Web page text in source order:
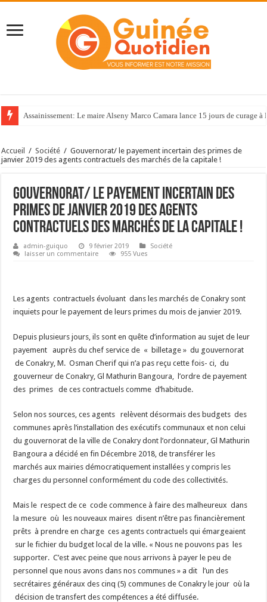
Assainissement: Le maire Alseny Marco Camara lance 15 jours de curage à
Accueil / Société / Gouvernorat/ le payement incertain des primes de
janvier 2019 des agents contractuels des marchés de la capitale !
Gouvernorat/ le payement incertain des
primes de janvier 2019 des agents
contractuels des marchés de la capitale !
admin-guiquo 9 février 2019
Société
laisser un commentaire
955 Vues
Les agents contractuels évoluant dans les marchés de Conakry sont
inquiets pour le payement de leurs primes du mois de janvier 2019.
Depuis plusieurs jours, ils sont en quête d’information au sujet de leur
payement auprès du chef service de « billetage » du gouvernorat
de Conakry, M. Osman Cherif qui n’a pas reçu cette fois- ci, du
gouverneur de Conakry, Gl Mathurin Bangoura, l’ordre de payement
des primes de ces contractuels comme d’habitude.
Selon nos sources, ces agents relèvent désormais des budgets des
communes après l’installation des exécutifs communaux et non celui
du gouvernorat de la ville de Conakry dont l’ordonnateur, Gl Mathurin
Bangoura a décidé en fin Décembre 2018, de transférer les
marchés aux mairies démocratiquement installées y compris les
charges du personnel conformément du code des collectivités.
Mais le respect de ce code commence à faire des malheureux dans
la mesure où les nouveaux maires disent n’être pas financièrement
prêts à prendre en charge ces agents contractuels qui émargeaient
sur le fichier du budget local de la ville. « Nous ne pouvons pas les
supporter. C’est avec peine que nous arrivons à payer le peu de
personnel que nous avons dans nos communes » a dit l’un des
secrétaires généraux des cinq (5) communes de Conakry le jour où la
décision de transfert des compétences a été diffusée.